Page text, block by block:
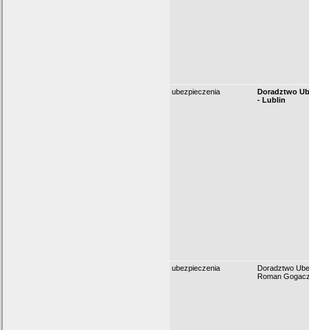
ubezpieczenia
Doradztwo
- Lublin
ubezpieczenia
Doradztwo
Roman